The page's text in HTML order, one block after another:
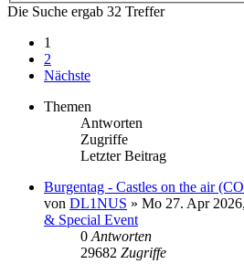
Die Suche ergab 32 Treffer
1
2
Nächste
Themen
Antworten
Zugriffe
Letzter Beitrag
Burgentag - Castles on the air
von DL1NUS » Mo 27. Apr
& Special Event
0 Antworten
29682 Zugriffe